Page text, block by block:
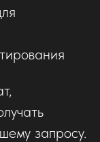
запросу.